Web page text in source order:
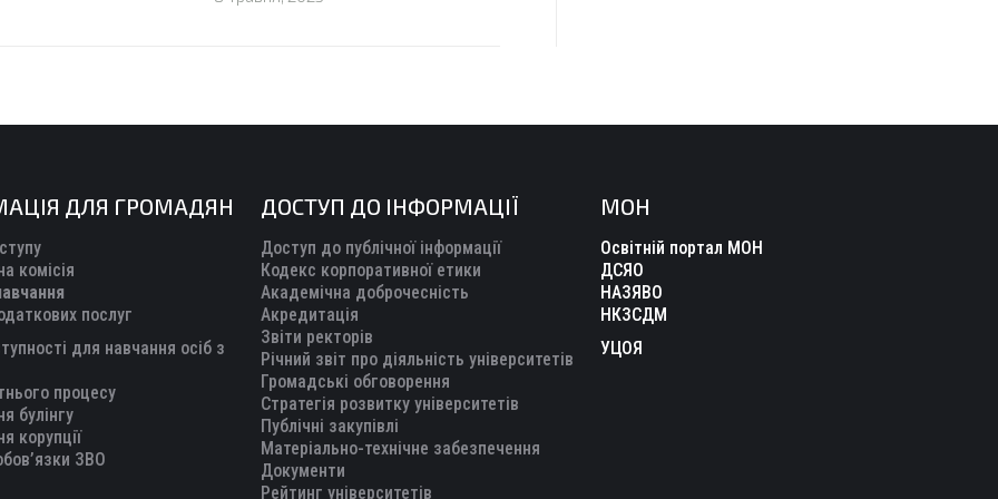
ДЛЯ ГРОМАДЯН
комісія
послуг
для навчання осіб з
процесу
булінгу
корупції
ЗВО
ДОСТУП ДО ІНФОРМАЦІЇ
Доступ до публічної інформації
Кодекс корпоративної етики
Академічна доброчесність
Акредитація
Звіти ректорів
Річний звіт про діяльність університетів
Громадські обговорення
Стратегія розвитку університетів
Публічні закупівлі
Матеріально-технічне забезпечення
Документи
Рейтинг університетів
МОН
Освітній портал МОН
ДСЯО
НАЗЯВО
НКЗСДМ
УЦОЯ